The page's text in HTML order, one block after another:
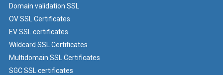
Domain validation SSL
OV SSL Certificates
EV SSL certificates
Wildcard SSL Certificates
Multidomain SSL Certificates
SGC SSL certificates